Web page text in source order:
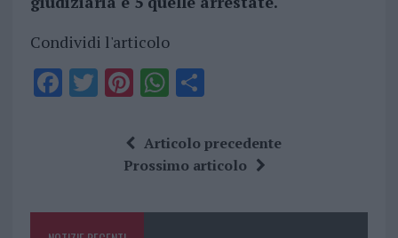
Condividi l'articolo
F
o
T Pi
te
re
W
at
s
p
S
a
re
Articolo precedente
Prossimo articolo